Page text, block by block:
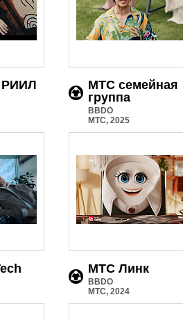
МТС семейная
группа
BBDO
МТС, 2025
МТС Линк
BBDO
МТС, 2024